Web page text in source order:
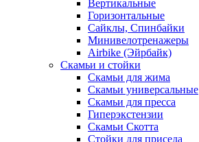
Вертикальные
Горизонтальные
Сайклы, Спинбайки
Минивелотренажеры
Airbike (Эйрбайк)
Скамьи и стойки
Скамьи для жима
Скамьи универсальные
Скамьи для пресса
Гиперэкстензии
Скамьи Скотта
Стойки для приседа